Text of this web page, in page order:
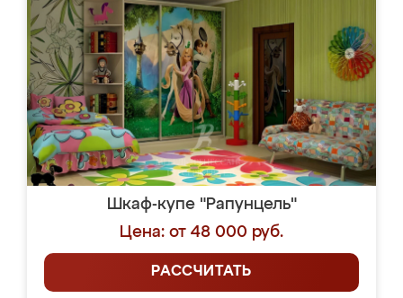
Шкаф-купе "Рапунцель"
Цена: от 48 000 руб.
РАССЧИТАТЬ